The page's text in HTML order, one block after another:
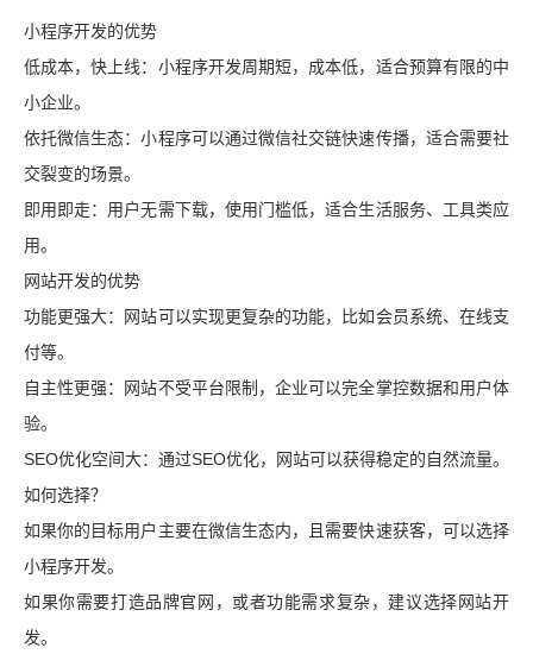
小程序开发的优势
低成本，快上线：小程序开发周期短，成本低，适合预算有限的中
小企业。
依托微信生态：小程序可以通过微信社交链快速传播，适合需要社
交裂变的场景。
即用即走：用户无需下载，使用门槛低，适合生活服务、工具类应
用。
网站开发的优势
功能更强大：网站可以实现更复杂的功能，比如会员系统、在线支
付等。
自主性更强：网站不受平台限制，企业可以完全掌控数据和用户体
验。
SEO优化空间大：通过SEO优化，网站可以获得稳定的自然流量。
如何选择？
如果你的目标用户主要在微信生态内，且需要快速获客，可以选择
小程序开发。
如果你需要打造品牌官网，或者功能需求复杂，建议选择网站开
发。